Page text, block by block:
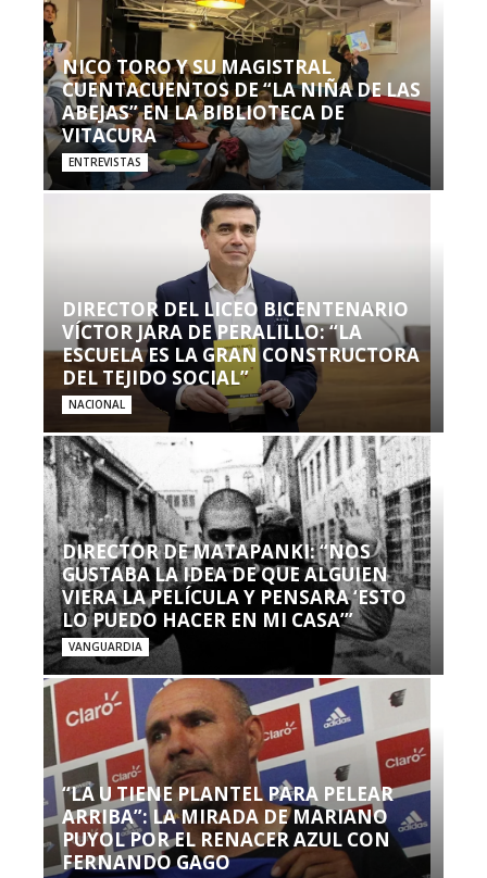
NICO TORO Y SU MAGISTRAL
CUENTACUENTOS DE “LA NIÑA DE LAS
ABEJAS” EN LA BIBLIOTECA DE
VITACURA
ENTREVISTAS
DIRECTOR DEL LICEO BICENTENARIO
VÍCTOR JARA DE PERALILLO: “LA
ESCUELA ES LA GRAN CONSTRUCTORA
DEL TEJIDO SOCIAL”
NACIONAL
DIRECTOR DE MATAPANKI: “NOS
GUSTABA LA IDEA DE QUE ALGUIEN
VIERA LA PELÍCULA Y PENSARA ‘ESTO
LO PUEDO HACER EN MI CASA’”
VANGUARDIA
“LA U TIENE PLANTEL PARA PELEAR
ARRIBA”: LA MIRADA DE MARIANO
PUYOL POR EL RENACER AZUL CON
FERNANDO GAGO